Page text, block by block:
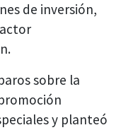
de inversión,
sobre la
y planteó